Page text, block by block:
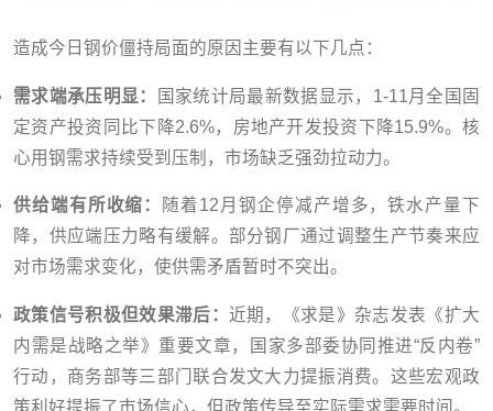
造成今日钢价僵持局面的原因主要有以下几点：
需求端承压明显：
国家统计局最新数据显示，1-11月全国固
定资产投资同比下降2.6%，房地产开发投资下降15.9%。核
心用钢需求持续受到压制，市场缺乏强劲拉动力。
供给端有所收缩： 随着12月钢企停减产增多，铁水产量下
降，供应端压力略有缓解。部分钢厂通过调整生产节奏来应
对市场需求变化，使供需矛盾暂时不突出。
政策信号积极但效果滞后： 近期，《求是》杂志发表《扩大
内需是战略之举》重要文章，国家多部委协同推进“反内卷”
行动，商务部等三部门联合发文大力提振消费。这些宏观政
策利好提振了市场信心，但政策传导至实际需求需要时间。